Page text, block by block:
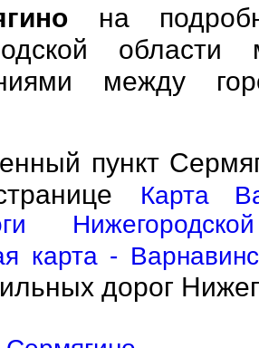
на
между
пункт
Карта
карта -
дорог